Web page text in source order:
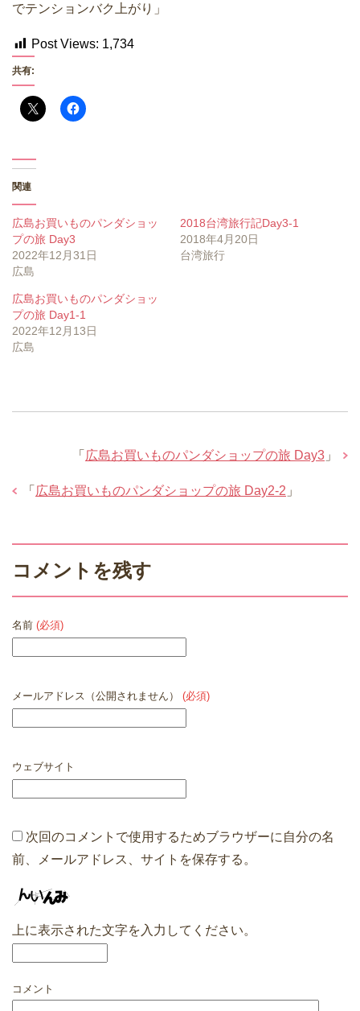
でテンションバク上がり」
Post Views: 1,734
共有:
関連
広島お買いものパンダショッ
プの旅 Day3
2022年12月31日
広島
2018台湾旅行記Day3-1
2018年4月20日
台湾旅行
広島お買いものパンダショッ
プの旅 Day1-1
2022年12月13日
広島
「 広島お買いものパンダショップの旅 Day3 」
「 広島お買いものパンダショップの旅 Day2-2 」
コメントを残す
名前 (必須)
メールアドレス（公開されません） (必須)
ウェブサイト
次回のコメントで使用するためブラウザーに自分の名
前、メールアドレス、サイトを保存する。
上に表示された文字を入力してください。
コメント